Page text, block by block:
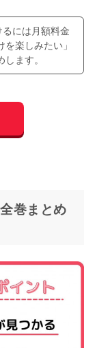
には月額料金
楽しみたい」
ます。
巻まとめ